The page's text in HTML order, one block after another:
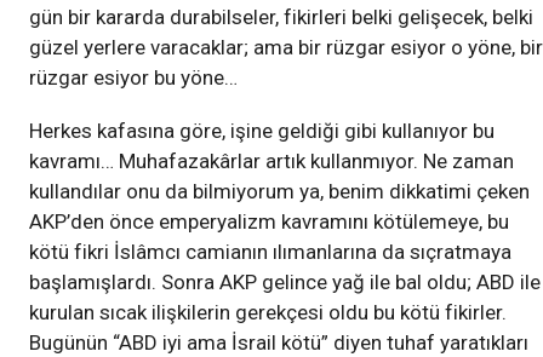
gün bir kararda durabilseler, fikirleri belki gelişecek, belki
güzel yerlere varacaklar; ama bir rüzgar esiyor o yöne, bir
rüzgar esiyor bu yöne…
Herkes kafasına göre, işine geldiği gibi kullanıyor bu
kavramı… Muhafazakârlar artık kullanmıyor. Ne zaman
kullandılar onu da bilmiyorum ya, benim dikkatimi çeken
AKP’den önce emperyalizm kavramını kötülemeye, bu
kötü fikri İslâmcı camianın ılımanlarına da sıçratmaya
başlamışlardı. Sonra AKP gelince yağ ile bal oldu; ABD ile
kurulan sıcak ilişkilerin gerekçesi oldu bu kötü fikirler.
Bugünün “ABD iyi ama İsrail kötü” diyen tuhaf yaratıkları